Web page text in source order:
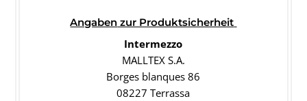
Angaben zur Produktsicherheit
Intermezzo
MALLTEX S.A.
Borges blanques 86
08227 Terrassa